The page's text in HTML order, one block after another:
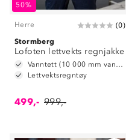
50%
Herre (0)
Stormberg
Lofoten lettvekts regnjakke
Vanntett (10 000 mm vannsøyle)
Lettvektsregntøy
499,- 999,-